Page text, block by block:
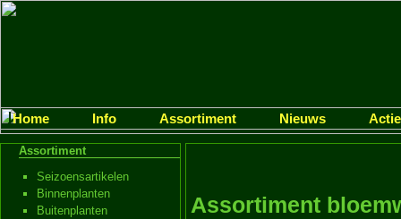
Home Info Assortiment Nieuws
Assortiment
Seizoensartikelen
Binnenplanten
Buitenplanten
Assortiment